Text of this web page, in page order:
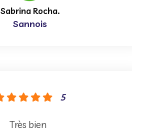
Sabrina Rocha.
Sannois
5
Très bien